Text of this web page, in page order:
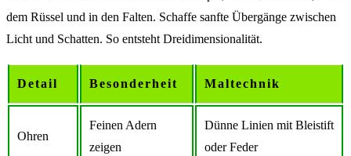
dem Rüssel und in den Falten. Schaffe sanfte Übergänge zwischen
Licht und Schatten. So entsteht Dreidimensionalität.
Detail Besonderheit Maltechnik
Ohren
Feinen Adern
zeigen
Dünne Linien mit Bleistift
oder Feder